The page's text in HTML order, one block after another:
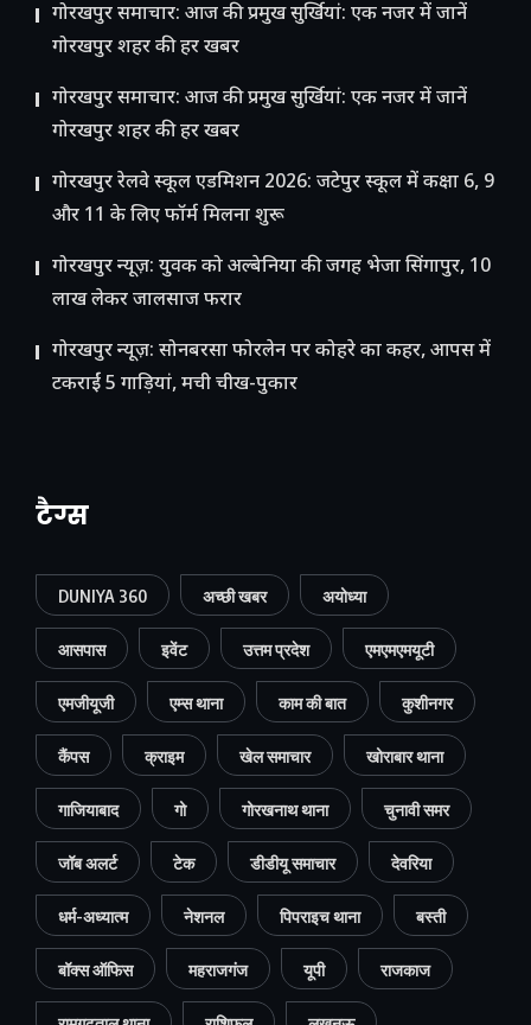
गोरखपुर समाचार: आज की प्रमुख सुर्खियां: एक नजर में जानें
गोरखपुर शहर की हर खबर
गोरखपुर समाचार: आज की प्रमुख सुर्खियां: एक नजर में जानें
गोरखपुर शहर की हर खबर
गोरखपुर रेलवे स्कूल एडमिशन 2026: जटेपुर स्कूल में कक्षा 6, 9
और 11 के लिए फॉर्म मिलना शुरू
गोरखपुर न्यूज़: युवक को अल्बेनिया की जगह भेजा सिंगापुर, 10
लाख लेकर जालसाज फरार
गोरखपुर न्यूज़: सोनबरसा फोरलेन पर कोहरे का कहर, आपस में
टकराईं 5 गाड़ियां, मची चीख-पुकार
टैग्स
DUNIYA 360 अच्छी खबर अयोध्या
आसपास इवेंट उत्तम प्रदेश एमएमएमयूटी
एमजीयूजी एम्स थाना काम की बात कुशीनगर
कैंपस क्राइम खेल समाचार खोराबार थाना
गाजियाबाद गो गोरखनाथ थाना चुनावी समर
जॉब अलर्ट टेक डीडीयू समाचार देवरिया
धर्म-अध्यात्म नेशनल पिपराइच थाना बस्ती
बॉक्स ऑफिस महराजगंज यूपी राजकाज